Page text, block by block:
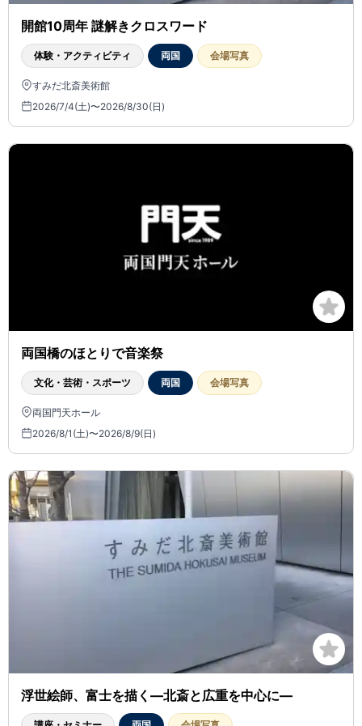
開館10周年 謎解きクロスワード
体験・アクティビティ 両国 会場写真
すみだ北斎美術館
2026/7/4(土)〜2026/8/30(日)
両国橋のほとりで音楽祭
文化・芸術・スポーツ 両国 会場写真
両国門天ホール
2026/8/1(土)〜2026/8/9(日)
浮世絵師、富士を描く―北斎と広重を中心に―